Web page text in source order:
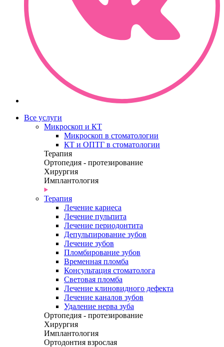
Все услуги
Микроскоп и КТ
Микроскоп в стоматологии
КТ и ОПТГ в стоматологии
Терапия
Ортопедия - протезирование
Хирургия
Имплантология
Терапия
Лечение кариеса
Лечение пульпита
Лечение периодонтита
Депульпирование зубов
Лечение зубов
Пломбирование зубов
Временная пломба
Консультация стоматолога
Световая пломба
Лечение клиновидного дефекта
Лечение каналов зубов
Удаление нерва зуба
Ортопедия - протезирование
Хирургия
Имплантология
Ортодонтия взрослая